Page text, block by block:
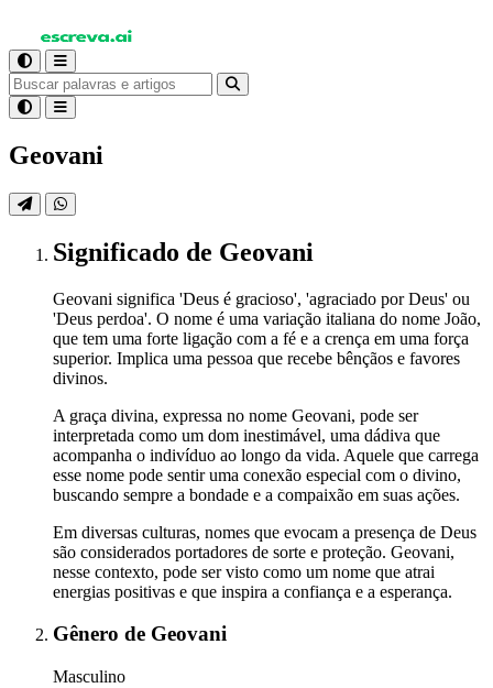
Geovani
Significado de Geovani
Geovani significa 'Deus é gracioso', 'agraciado por Deus' ou
'Deus perdoa'. O nome é uma variação italiana do nome João,
que tem uma forte ligação com a fé e a crença em uma força
superior. Implica uma pessoa que recebe bênçãos e favores
divinos.
A graça divina, expressa no nome Geovani, pode ser
interpretada como um dom inestimável, uma dádiva que
acompanha o indivíduo ao longo da vida. Aquele que carrega
esse nome pode sentir uma conexão especial com o divino,
buscando sempre a bondade e a compaixão em suas ações.
Em diversas culturas, nomes que evocam a presença de Deus
são considerados portadores de sorte e proteção. Geovani,
nesse contexto, pode ser visto como um nome que atrai
energias positivas e que inspira a confiança e a esperança.
Gênero de Geovani
Masculino